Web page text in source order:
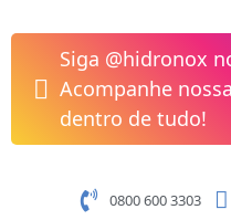
para
conteúdo
Siga @hidronox
Acompanhe
dentro de tudo!
0800 600 3303
de
Registro
Base
Deca
1.1/4"
1.1/2"